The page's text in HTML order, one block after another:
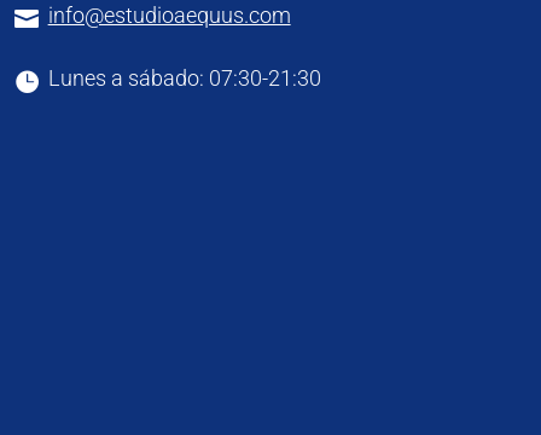
 info@estudioaequus.com
 Lunes a sábado: 07:30-21:30